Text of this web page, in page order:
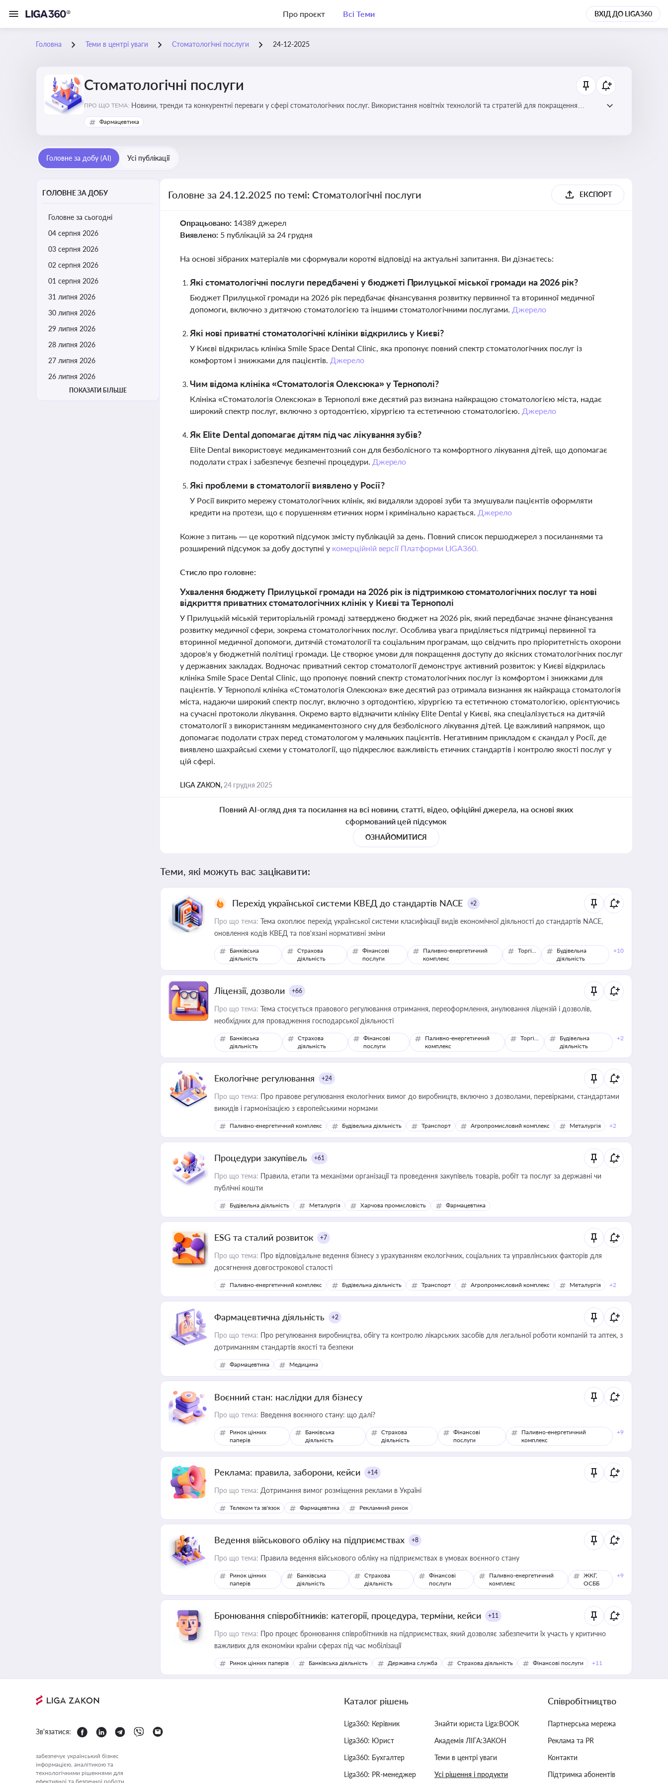
Про проєкт Всі Теми ВХІД ДО LIGA360
Головна Теми в центрі уваги Стоматологічні послуги 24-12-2025
Стоматологічні послуги
ПРО ЩО ТЕМА: Новини, тренди та конкурентні переваги у сфері стоматологічних послуг. Використання новітніх технологій та стратегій для покращення
обслуговування
Фармацевтика
Головне за добу (AI) Усі публікації
ГОЛОВНЕ ЗА ДОБУ
Головне за сьогодні
04 серпня 2026
03 серпня 2026
02 серпня 2026
01 серпня 2026
31 липня 2026
30 липня 2026
29 липня 2026
28 липня 2026
27 липня 2026
26 липня 2026
ПОКАЗАТИ БІЛЬШЕ
Головне за 24.12.2025 по темі: Стоматологічні послуги ЕКСПОРТ
Опрацьовано: 14389 джерел
Виявлено: 5 публікацій за 24 грудня
На основі зібраних матеріалів ми сформували короткі відповіді на актуальні запитання. Ви дізнаєтесь:
Які стоматологічні послуги передбачені у бюджеті Прилуцької міської громади на 2026 рік?
Бюджет Прилуцької громади на 2026 рік передбачає фінансування розвитку первинної та вторинної медичної
допомоги, включно з дитячою стоматологією та іншими стоматологічними послугами. Джерело
Які нові приватні стоматологічні клініки відкрились у Києві?
У Києві відкрилась клініка Smile Space Dental Clinic, яка пропонує повний спектр стоматологічних послуг із
комфортом і знижками для пацієнтів. Джерело
Чим відома клініка «Стоматологія Олексюка» у Тернополі?
Клініка «Стоматологія Олексюка» в Тернополі вже десятий раз визнана найкращою стоматологією міста, надає
широкий спектр послуг, включно з ортодонтією, хірургією та естетичною стоматологією. Джерело
Як Elite Dental допомагає дітям під час лікування зубів?
Elite Dental використовує медикаментозний сон для безболісного та комфортного лікування дітей, що допомагає
подолати страх і забезпечує безпечні процедури. Джерело
Які проблеми в стоматології виявлено у Росії?
У Росії викрито мережу стоматологічних клінік, які видаляли здорові зуби та змушували пацієнтів оформляти
кредити на протези, що є порушенням етичних норм і кримінально карається. Джерело
Кожне з питань — це короткий підсумок змісту публікацій за день. Повний список першоджерел з посиланнями та
розширений підсумок за добу доступні у комерційній версії Платформи LIGA360.
Стисло про головне:
Ухвалення бюджету Прилуцької громади на 2026 рік із підтримкою стоматологічних послуг та нові
відкриття приватних стоматологічних клінік у Києві та Тернополі
У Прилуцькій міській територіальній громаді затверджено бюджет на 2026 рік, який передбачає значне фінансування
розвитку медичної сфери, зокрема стоматологічних послуг. Особлива увага приділяється підтримці первинної та
вторинної медичної допомоги, дитячій стоматології та соціальним програмам, що свідчить про пріоритетність охорони
здоров'я у бюджетній політиці громади. Це створює умови для покращення доступу до якісних стоматологічних послуг
у державних закладах. Водночас приватний сектор стоматології демонструє активний розвиток: у Києві відкрилась
клініка Smile Space Dental Clinic, що пропонує повний спектр стоматологічних послуг із комфортом і знижками для
пацієнтів. У Тернополі клініка «Стоматологія Олексюка» вже десятий раз отримала визнання як найкраща стоматологія
міста, надаючи широкий спектр послуг, включно з ортодонтією, хірургією та естетичною стоматологією, орієнтуючись
на сучасні протоколи лікування. Окремо варто відзначити клініку Elite Dental у Києві, яка спеціалізується на дитячій
стоматології з використанням медикаментозного сну для безболісного лікування дітей. Це важливий напрямок, що
допомагає подолати страх перед стоматологом у маленьких пацієнтів. Негативним прикладом є скандал у Росії, де
виявлено шахрайські схеми у стоматології, що підкреслює важливість етичних стандартів і контролю якості послуг у
цій сфері.
LIGA ZAKON, 24 грудня 2025
Повний AI-огляд дня та посилання на всі новини, статті, відео, офіційні джерела, на основі яких
сформований цей підсумок
ОЗНАЙОМИТИСЯ
Теми, які можуть вас зацікавити:
Перехід української системи КВЕД до стандартів NACE +2
Про що тема: Тема охоплює перехід української системи класифікації видів економічної діяльності до стандартів NACE,
оновлення кодів КВЕД та пов'язані нормативні зміни
Банківська
діяльність
Страхова
діяльність
Фінансові
послуги
Паливно-енергетичний
комплекс
Торгівля
Будівельна
діяльність
+10
Ліцензії, дозволи +66
Про що тема: Тема стосується правового регулювання отримання, переоформлення, анулювання ліцензій і дозволів,
необхідних для провадження господарської діяльності
Банківська
діяльність
Страхова
діяльність
Фінансові
послуги
Паливно-енергетичний
комплекс
Торгівля
Будівельна
діяльність
+2
Екологічне регулювання +24
Про що тема: Про правове регулювання екологічних вимог до виробництв, включно з дозволами, перевірками, стандартами
викидів і гармонізацією з європейськими нормами
Паливно-енергетичний комплекс Будівельна діяльність Транспорт Агропромисловий комплекс Металургія +2
Процедури закупівель +61
Про що тема: Правила, етапи та механізми організації та проведення закупівель товарів, робіт та послуг за державні чи
публічні кошти
Будівельна діяльність Металургія Харчова промисловість Фармацевтика
ESG та сталий розвиток +7
Про що тема: Про відповідальне ведення бізнесу з урахуванням екологічних, соціальних та управлінських факторів для
досягнення довгострокової сталості
Паливно-енергетичний комплекс Будівельна діяльність Транспорт Агропромисловий комплекс Металургія +2
Фармацевтична діяльність +2
Про що тема: Про регулювання виробництва, обігу та контролю лікарських засобів для легальної роботи компаній та аптек, з
дотриманням стандартів якості та безпеки
Фармацевтика Медицина
Воєнний стан: наслідки для бізнесу
Про що тема: Введення воєнного стану: що далі?
Ринок цінних
паперів
Банківська
діяльність
Страхова
діяльність
Фінансові
послуги
Паливно-енергетичний
комплекс
+9
Реклама: правила, заборони, кейси +14
Про що тема: Дотримання вимог розміщення реклами в Україні
Телеком та зв'язок Фармацевтика Рекламний ринок
Ведення військового обліку на підприємствах +8
Про що тема: Правила ведення військового обліку на підприємствах в умовах воєнного стану
Ринок цінних
паперів
Банківська
діяльність
Страхова
діяльність
Фінансові
послуги
Паливно-енергетичний
комплекс
ЖКГ,
ОСББ
+9
Бронювання співробітників: категорії, процедура, терміни, кейси +11
Про що тема: Про процес бронювання співробітників на підприємствах, який дозволяє забезпечити їх участь у критично
важливих для економіки країни сферах під час мобілізації
Ринок цінних паперів Банківська діяльність Державна служба Страхова діяльність Фінансові послуги +11
Зв'язатися:
забезпечує український бізнес
інформацією, аналітикою та
технологічними рішеннями для
ефективної та безпечної роботи.
Каталог рішень
Liga360: Керівник
Liga360: Юрист
Liga360: Бухгалтер
Liga360: PR-менеджер
Знайти юриста Liga:BOOK
Академія ЛІГА:ЗАКОН
Теми в центрі уваги
Усі рішення і продукти
Співробітництво
Партнерська мережа
Реклама та PR
Контакти
Підтримка абонентів